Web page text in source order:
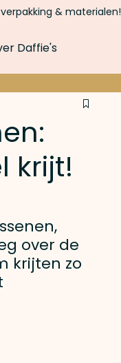
& materialen!
Daffie's
krijt!
over de
krijten zo